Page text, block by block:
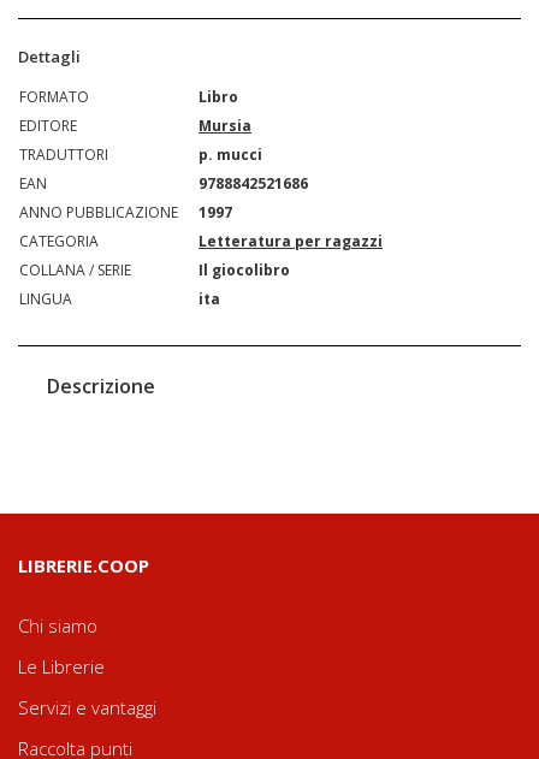
Dettagli
FORMATO
Libro
EDITORE
Mursia
TRADUTTORI
p. mucci
EAN
9788842521686
ANNO PUBBLICAZIONE
1997
CATEGORIA
Letteratura per ragazzi
COLLANA / SERIE
Il giocolibro
LINGUA
ita
Descrizione
LIBRERIE.COOP
Chi siamo
Le Librerie
Servizi e vantaggi
Raccolta punti